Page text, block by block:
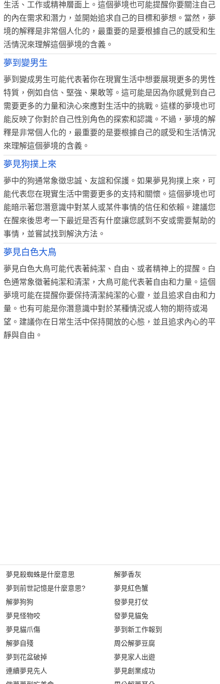
生活、工作或精神層面上。這個夢境也可能提醒你要關注自己
的內在需求和潛力，並開始追求自己的目標和夢想。當然，夢
境的解釋是非常個人化的，最重要的是要根據自己的感受和生
活情況來理解這個夢境的含義。
夢到變男生
夢到變成男生可能代表著你在現實生活中想要展現更多的男性
特質，例如自信、堅強、果敢等。這可能是因為你感覺到自己
需要更多的力量和決心來應對生活中的挑戰。這樣的夢境也可
能反映了你對於自己性別角色的探索和認識。不過，夢境的解
釋是非常個人化的，最重要的是要根據自己的感受和生活情況
來理解這個夢境的含義。
夢見狗撲上來
夢中的狗通常象徵忠誠、友誼和保護。如果夢見狗撲上來，可
能代表您在現實生活中需要更多的支持和關懷。這個夢境也可
能暗示著您潛意識中對某人或某件事情的信任和依賴。建議您
在醒來後思考一下最近是否有什麼讓您感到不安或需要幫助的
事情，並嘗試找到解決方法。
夢見白色大鳥
夢見白色大鳥可能代表著純潔、自由、或者精神上的提醒。白
色通常象徵著純潔和清潔，大鳥可能代表著自由和力量。這個
夢境可能在提醒你要保持清潔純潔的心靈，並且追求自由和力
量。也有可能是你潛意識中對於某種情況或人物的期待或渴
望。建議你在日常生活中保持開放的心態，並且追求內心的平
靜與自由。
夢見殺蜘蛛是什麼意思
夢到前世記憶是什麼意思?
解夢狗狗
夢見怪物咬
夢見貓爪傷
解夢自殘
夢到花盆破掉
連續夢見先人
解夢香灰
夢見紅色蟹
發夢見打仗
發夢見貓兔
夢到新工作報到
周公解夢豆腐
夢見家人出遊
夢見創業成功